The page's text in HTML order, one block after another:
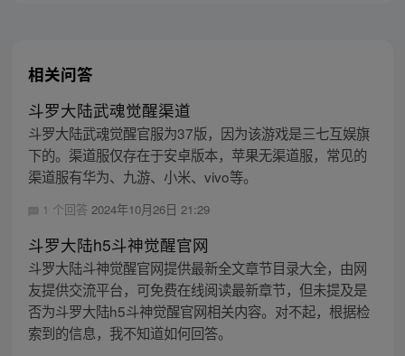
相关问答
斗罗大陆武魂觉醒渠道
斗罗大陆武魂觉醒官服为37版，因为该游戏是三七互娱旗
下的。渠道服仅存在于安卓版本，苹果无渠道服，常见的
渠道服有华为、九游、小米、vivo等。
1 个回答 2024年10月26日 21:29
斗罗大陆h5斗神觉醒官网
斗罗大陆斗神觉醒官网提供最新全文章节目录大全，由网
友提供交流平台，可免费在线阅读最新章节，但未提及是
否为斗罗大陆h5斗神觉醒官网相关内容。对不起，根据检
索到的信息，我不知道如何回答。